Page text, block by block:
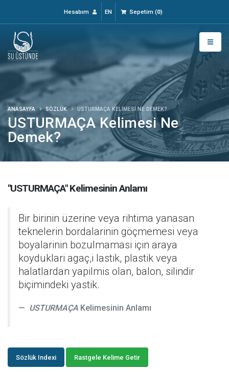
Hesabım EN Sepetim (0)
USTURMAÇA Kelimesi Ne
Demek?
ANASAYFA SÖZLÜK USTURMAÇA KELIMESI NE DEMEK?
"USTURMAÇA" Kelimesinin Anlamı
Bir birinin üzerine veya rihtima yanasan
teknelerin bordalarinin göçmemesi veya
boyalarinin bozulmamasi için araya
koyduklari agaç,i lastik, plastik veya
halatlardan yapilmis olan, balon, silindir
biçimindeki yastik.
USTURMAÇA Kelimesinin Anlamı
Sözlük Indexi Rastgele Kelime Getir